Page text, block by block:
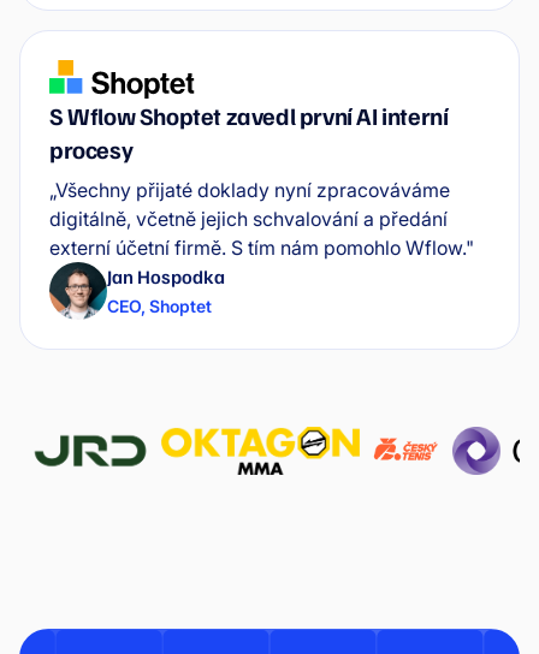
S Wflow Shoptet zavedl první AI interní
procesy
„Všechny přijaté doklady nyní zpracováváme
digitálně, včetně jejich schvalování a předání
externí účetní firmě. S tím nám pomohlo Wflow."
Jan Hospodka
CEO, Shoptet